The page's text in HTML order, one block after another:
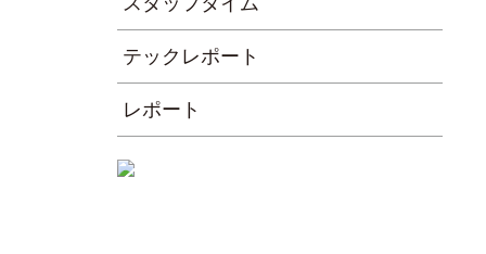
テックレポート
レポート